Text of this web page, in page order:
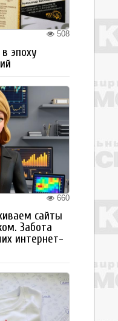
508
эпоху
660
сайты
Забота
интернет-